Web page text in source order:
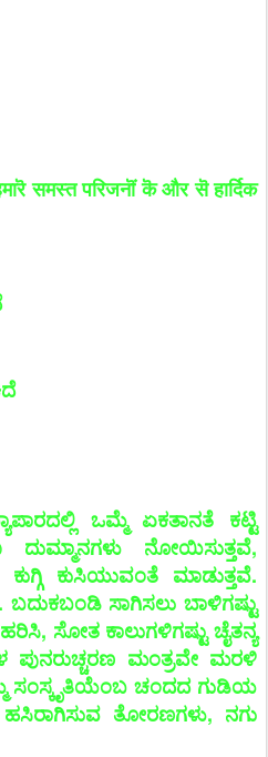
समस्त परिजनॊं कॆ और सॆ हार्दिक
ಒಮ್ಮೆ ಏಕತಾನತೆ ಕಟ್ಟಿ
ದುಮ್ಮಾನಗಳು ನೋಯಿಸುತ್ತವೆ,
ಕುಸಿಯುವಂತೆ ಮಾಡುತ್ತವೆ.
ಬದುಕಬಂಡಿ ಸಾಗಿಸಲು ಬಾಳಿಗಷ್ಟು
ಸೋತ ಕಾಲುಗಳಿಗಷ್ಟು ಚೈತನ್ಯ
ಪುನರುಚ್ಚರಣ ಮಂತ್ರವೇ ಮರಳಿ
ಸಂಸ್ಕೃತಿಯೆಂಬ ಚಂದದ ಗುಡಿಯ
ತೋರಣಗಳು, ನಗು